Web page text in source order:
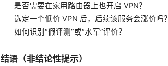
是否需要在家用路由器上也开启 VPN？
选定一个低价 VPN 后，后续该服务会涨价吗？
如何识别“假评测”或“水军”评价？
结语（非结论性提示）